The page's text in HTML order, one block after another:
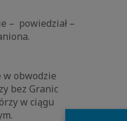
– powiedział –
w obwodzie
bez Granic
w ciągu